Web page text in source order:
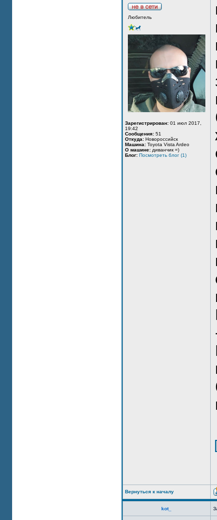
Любитель
Зарегистрирован: 01 июл 2017,
19:42
Сообщения: 51
Откуда: Новороссийск
Машина: Toyota Vista Ardeo
О машине: диванчик =)
Блог: Посмотреть блог (1)
Вернуться к началу
kot_